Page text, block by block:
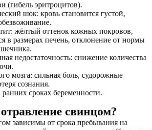
(гибель эритроцитов).
шок: кровь становится густой,
жёлтый оттенок кожных покровов,
в размерах печень, отклонение от нормы
недостаточность: снижение количества
мозга: сильная боль, судорожные
сознания.
сроках беременности.
свинцом?
зависимы от срока пребывания на